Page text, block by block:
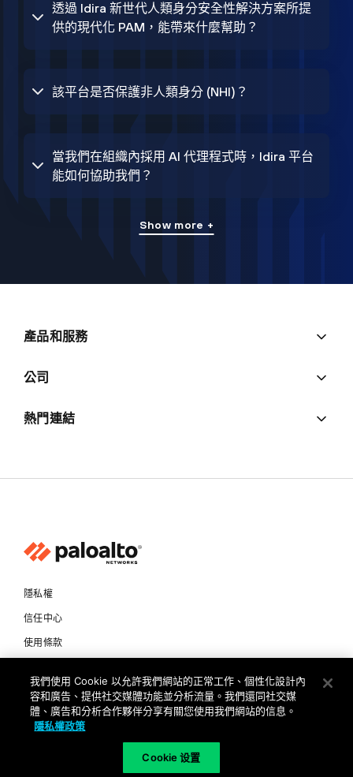
透過 Idira 新世代人類身分安全性解決方案所提
供的現代化 PAM，能帶來什麼幫助？
該平台是否保護非人類身分 (NHI)？
當我們在組織內採用 AI 代理程式時，Idira 平台
能如何協助我們？
Show more +
產品和服務
公司
熱門連結
隱私權
信任中心
使用條款
Copyright © 2026 Palo Alto Networks. All Rights Reserved
我們使用 Cookie 以允許我們網站的正常工作、個性化設計內
容和廣告、提供社交媒體功能並分析流量。我們還同社交媒
體、廣告和分析合作夥伴分享有關您使用我們網站的信息。
隱私權政策
Cookie 设置